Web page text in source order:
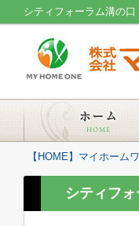
シティフォーラム溝の
【HOME】マイホーム
シティフ